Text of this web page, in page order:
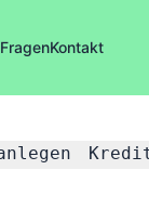
Kontakt